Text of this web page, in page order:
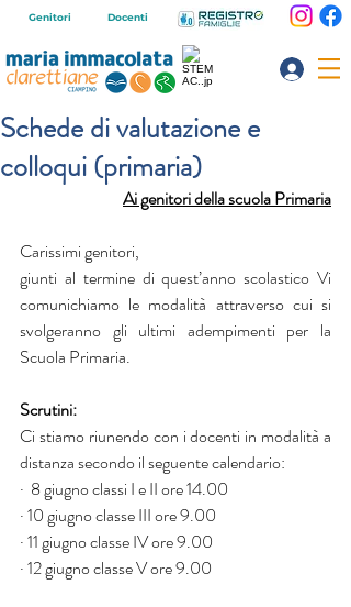
Genitori Docenti
Schede di valutazione e
colloqui (primaria)
Ai genitori della scuola Primaria
Carissimi genitori,
giunti al termine di quest’anno scolastico Vi
comunichiamo le modalità attraverso cui si
svolgeranno gli ultimi adempimenti per la
Scuola Primaria.
Scrutini:
Ci stiamo riunendo con i docenti in modalità a
distanza secondo il seguente calendario:
·  8 giugno classi I e II ore 14.00
· 10 giugno classe III ore 9.00
· 11 giugno classe IV ore 9.00
· 12 giugno classe V ore 9.00